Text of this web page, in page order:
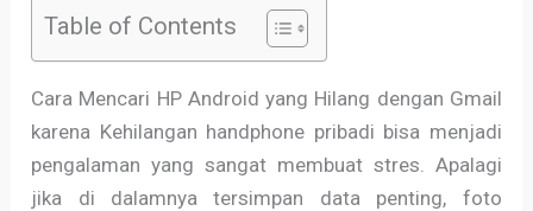
Table of Contents
Cara Mencari HP Android yang Hilang dengan Gmail
karena Kehilangan handphone pribadi bisa menjadi
pengalaman yang sangat membuat stres. Apalagi
jika di dalamnya tersimpan data penting, foto